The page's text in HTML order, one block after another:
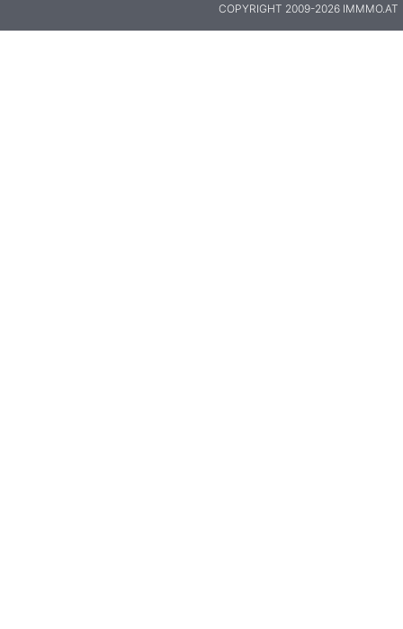
COPYRIGHT 2009-2026 IMMMO.AT